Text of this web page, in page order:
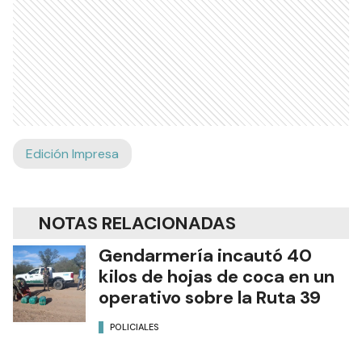
Edición Impresa
NOTAS RELACIONADAS
Gendarmería incautó 40
kilos de hojas de coca en un
operativo sobre la Ruta 39
POLICIALES